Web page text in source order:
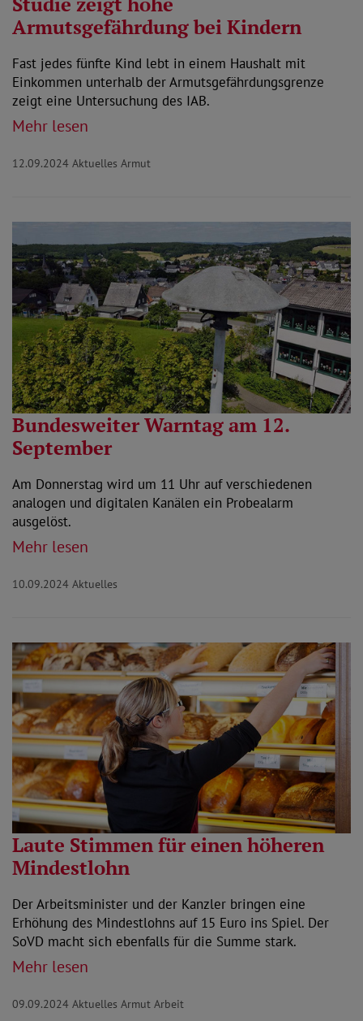
Armutsgefährdung bei Kindern
Fast jedes fünfte Kind lebt in einem Haushalt mit
Einkommen unterhalb der Armutsgefährdungsgrenze
zeigt eine Untersuchung des IAB.
Mehr lesen
12.09.2024 Aktuelles Armut
Bundesweiter Warntag am 12.
September
Am Donnerstag wird um 11 Uhr auf verschiedenen
analogen und digitalen Kanälen ein Probealarm
ausgelöst.
Mehr lesen
10.09.2024 Aktuelles
Laute Stimmen für einen höheren
Mindestlohn
Der Arbeitsminister und der Kanzler bringen eine
Erhöhung des Mindestlohns auf 15 Euro ins Spiel. Der
SoVD macht sich ebenfalls für die Summe stark.
Mehr lesen
09.09.2024 Aktuelles Armut Arbeit